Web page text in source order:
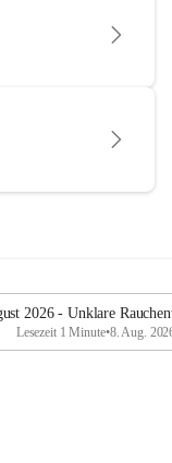
2026 - Unklare
Lesezeit 1 Minute•8. Aug.